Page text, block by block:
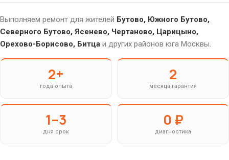
Выполняем ремонт для жителей Бутово, Южного Бутово,
Северного Бутово, Ясенево, Чертаново, Царицыно,
Орехово-Борисово, Битца и других районов юга Москвы.
2+
года опыта
2
месяца гарантия
1–3
дня срок
0 ₽
диагностика